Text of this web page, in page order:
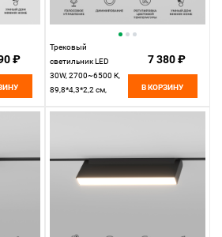
₽
Трековый
светильник LED
30W, 2700~6500 К,
89,8*4,3*2,2 см,
7 380 ₽
В КОРЗИНУ